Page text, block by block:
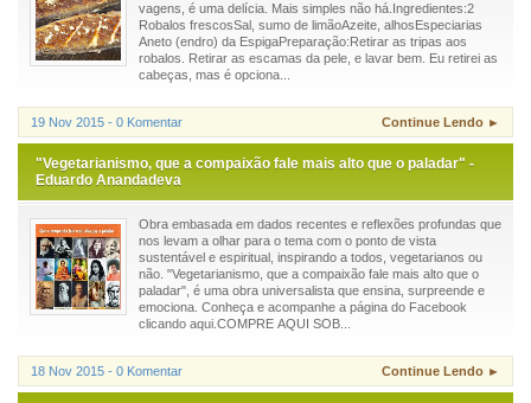
vagens, é uma delícia. Mais simples não há.Ingredientes:2
Robalos frescosSal, sumo de limãoAzeite, alhosEspeciarias
Aneto (endro) da EspigaPreparação:Retirar as tripas aos
robalos. Retirar as escamas da pele, e lavar bem. Eu retirei as
cabeças, mas é opciona...
19 Nov 2015 - 0 Komentar Continue Lendo ►
"Vegetarianismo, que a compaixão fale mais alto que o paladar" -
Eduardo Anandadeva
Obra embasada em dados recentes e reflexões profundas que
nos levam a olhar para o tema com o ponto de vista
sustentável e espiritual, inspirando a todos, vegetarianos ou
não. "Vegetarianismo, que a compaixão fale mais alto que o
paladar", é uma obra universalista que ensina, surpreende e
emociona. Conheça e acompanhe a página do Facebook
clicando aqui.COMPRE AQUI SOB...
18 Nov 2015 - 0 Komentar Continue Lendo ►